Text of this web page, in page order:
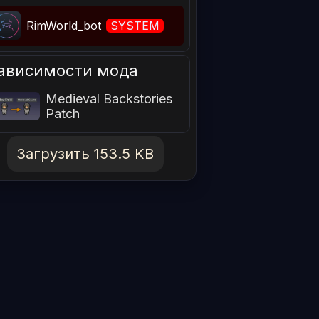
RimWorld_bot SYSTEM
мода
Medieval Backstories
Patch
Загрузить 153.5 KB